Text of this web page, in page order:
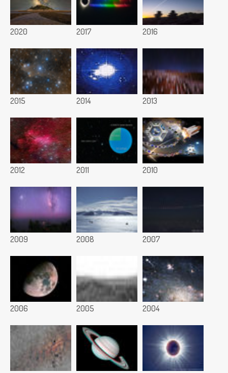
2020 2017 2016
2015 2014 2013
2012 2011 2010
2009 2008 2007
2006 2005 2004